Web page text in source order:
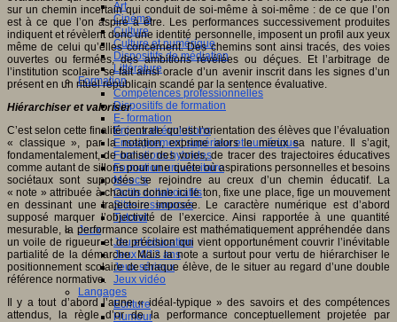
Art
Cinéma
Culture
Culture et numérique
Dispositifs de médiation
Littérature
Formation
Compétences professionnelles
Dispositifs de formation
E- formation
Enjeux et évolutions
Enseignement supérieur et numérique
Formations hybrides
Formation universitaire
Mooc’s
Outils collaboratifs
Sites ressources
Tutorat
Jeux
Jeu et éducation
Jeux 4/12 ans
Jeux sérieux
Jeux vidéo
Langages
Ecriture
Humour
sur un chemin incertain qui conduit de soi-même à soi-même : de ce que l’on
est à ce que l’on aspire à être. Les performances successivement produites
indiquent et révèlent donc une identité personnelle, imposent un profil aux yeux
même de celui qu’elles concernent. Des chemins sont ainsi tracés, des voies
ouvertes ou fermées, des ambitions révélées ou déçues. Et l’arbitrage de
l’institution scolaire se fait ainsi oracle d’un avenir inscrit dans les signes d’un
présent en un rituel républicain scandé par la sentence évaluative.
Hiérarchiser et valoriser
C’est selon cette finalité centrale qu’est l’orientation des élèves que l’évaluation
« classique », par la notation, exprime alors le mieux sa nature. Il s’agit,
fondamentalement, de baliser des voies, de tracer des trajectoires éducatives
comme autant de sillons pour une quête où aspirations personnelles et besoins
sociétaux sont supposés se rejoindre au creux d’un chemin éducatif. La
« note » attribuée à chacun donne ici le ton, fixe une place, fige un mouvement
en dessinant une trajectoire imposée. Le caractère numérique est d’abord
supposé marquer l’objectivité de l’exercice. Ainsi rapportée à une quantité
mesurable, la performance scolaire est mathématiquement appréhendée dans
un voile de rigueur et de précision qui vient opportunément couvrir l’inévitable
partialité de la démarche. Mais la note a surtout pour vertu de hiérarchiser le
positionnement scolaire de chaque élève, de le situer au regard d’une double
référence normative.
Il y a tout d’abord l’aune « idéal-typique » des savoirs et des compétences
attendus, la règle d’or de la performance conceptuellement projetée par